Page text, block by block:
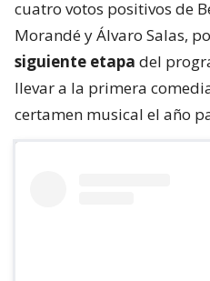
cuatro votos positivos de
Morandé y Álvaro Salas,
siguiente etapa del
llevar a la primera
certamen musical el año